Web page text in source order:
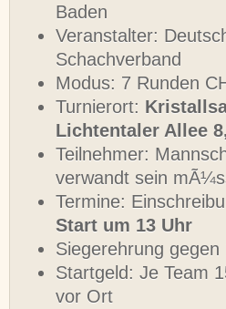
Baden
Veranstalter:
Schachverband
Modus: 7 Runden
Turnierort:
Lichtentaler Allee
Teilnehmer:
verwandt sein
Termine:
Start um 13 Uhr
Siegerehrung gegen
Startgeld: Je Team
vor Ort